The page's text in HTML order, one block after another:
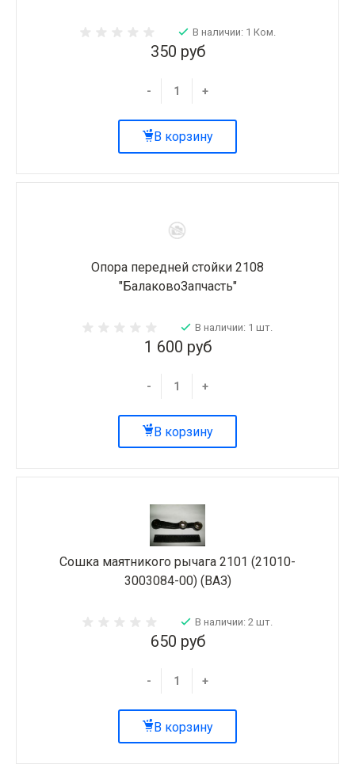
В наличии: 1 Ком.
350 руб
- +
В корзину
Опора передней стойки 2108
"БалаковоЗапчасть"
В наличии: 1 шт.
1 600 руб
- +
В корзину
Сошка маятникого рычага 2101 (21010-
3003084-00) (ВАЗ)
В наличии: 2 шт.
650 руб
- +
В корзину